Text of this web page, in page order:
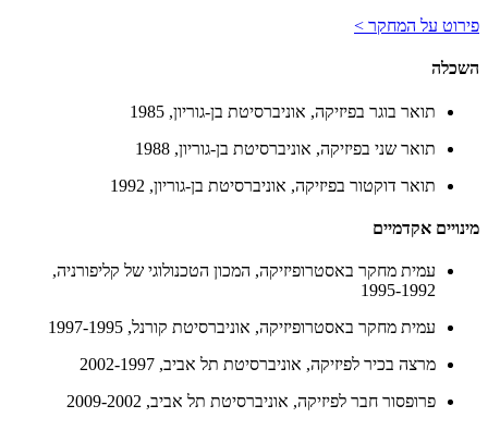
פירוט על המחקר >
השכלה
תואר בוגר בפיזיקה, אוניברסיטת בן-גוריון, 1985
תואר שני בפיזיקה, אוניברסיטת בן-גוריון, 1988
תואר דוקטור בפיזיקה, אוניברסיטת בן-גוריון, 1992
מינויים אקדמיים
עמית מחקר באסטרופיזיקה, המכון הטכנולוגי של קליפורניה,
1995-1992
עמית מחקר באסטרופיזיקה, אוניברסיטת קורנל, 1997-1995
מרצה בכיר לפיזיקה, אוניברסיטת תל אביב, 2002-1997
פרופסור חבר לפיזיקה, אוניברסיטת תל אביב, 2009-2002